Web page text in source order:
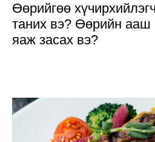
Өөрийгөө
таних вэ? Өөрийн ааш
яаж засах вэ?